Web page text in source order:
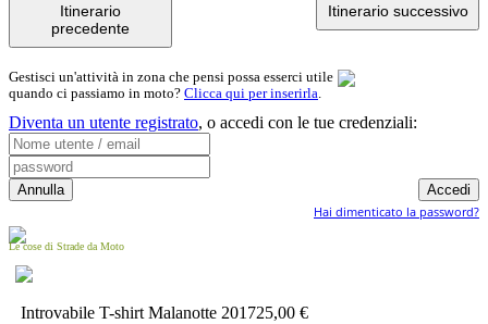
Itinerario
precedente
Itinerario successivo
Gestisci un'attività in zona che pensi possa esserci utile
quando ci passiamo in moto? Clicca qui per inserirla.
Diventa un utente registrato, o accedi con le tue credenziali:
Hai dimenticato la password?
Le cose di Strade da Moto
Introvabile T-shirt Malanotte 201725,00 €